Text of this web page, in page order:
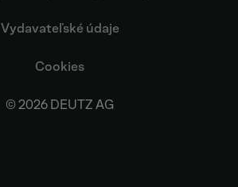
© 2026 DEUTZ AG
Vydavateľské údaje
Cookies